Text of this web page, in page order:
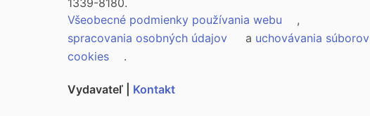
Všeobecné podmienky používania webu
,
spracovania osobných údajov
a uchovávania súborov
cookies
.
Vydavateľ | Kontakt